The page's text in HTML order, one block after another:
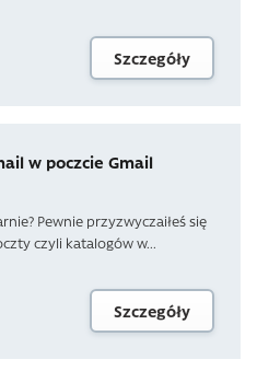
Szczegóły
w poczcie Gmail
Pewnie przyzwyczaiłeś się
czyli katalogów w...
Szczegóły